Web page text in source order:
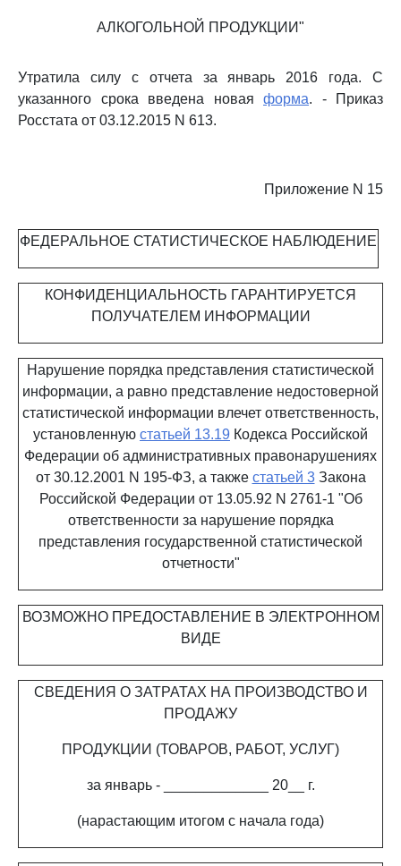
АЛКОГОЛЬНОЙ ПРОДУКЦИИ"
Утратила силу с отчета за январь 2016 года. С
указанного срока введена новая форма. - Приказ
Росстата от 03.12.2015 N 613.
Приложение N 15
ФЕДЕРАЛЬНОЕ СТАТИСТИЧЕСКОЕ НАБЛЮДЕНИЕ
КОНФИДЕНЦИАЛЬНОСТЬ ГАРАНТИРУЕТСЯ
ПОЛУЧАТЕЛЕМ ИНФОРМАЦИИ
Нарушение порядка представления статистической
информации, а равно представление недостоверной
статистической информации влечет ответственность,
установленную статьей 13.19 Кодекса Российской
Федерации об административных правонарушениях
от 30.12.2001 N 195-ФЗ, а также статьей 3Закона
Российской Федерации от 13.05.92 N 2761-1 "Об
ответственности за нарушение порядка
представления государственной статистической
отчетности"
ВОЗМОЖНО ПРЕДОСТАВЛЕНИЕ В ЭЛЕКТРОННОМ
ВИДЕ
СВЕДЕНИЯ О ЗАТРАТАХ НА ПРОИЗВОДСТВО И
ПРОДАЖУ
ПРОДУКЦИИ (ТОВАРОВ, РАБОТ, УСЛУГ)
за январь - _____________ 20__ г.
(нарастающим итогом с начала года)